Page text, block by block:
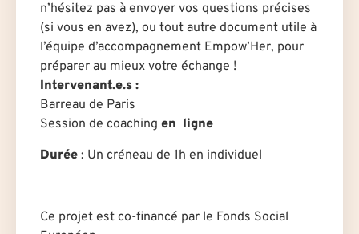
n’hésitez pas à envoyer vos questions précises
(si vous en avez), ou tout autre document utile à
l’équipe d’accompagnement Empow’Her, pour
préparer au mieux votre échange !
Intervenant.e.s :
Barreau de Paris
Session de coaching en ligne
Durée : Un créneau de 1h en individuel
Ce projet est co-financé par le Fonds Social